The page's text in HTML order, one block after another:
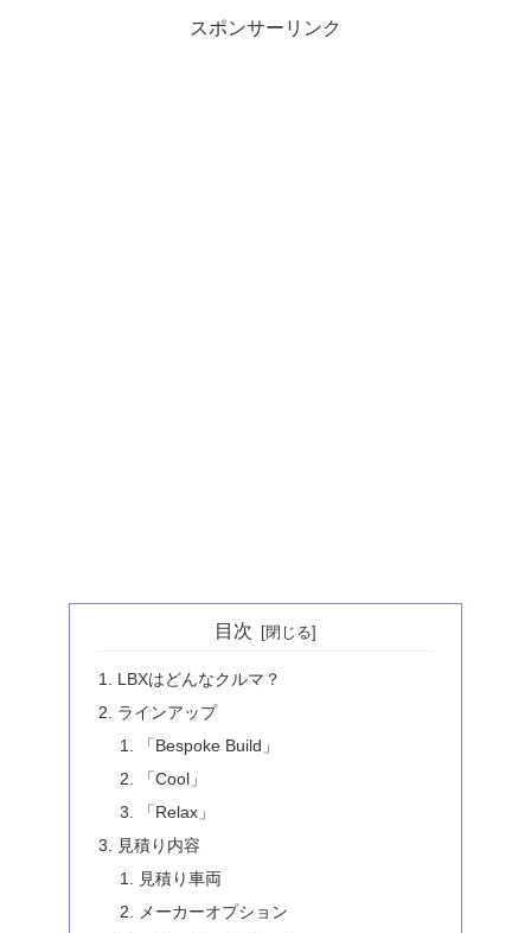
スポンサーリンク
目次
LBXはどんなクルマ？
ラインアップ
「Bespoke Build」
「Cool」
「Relax」
見積り内容
見積り車両
メーカーオプション